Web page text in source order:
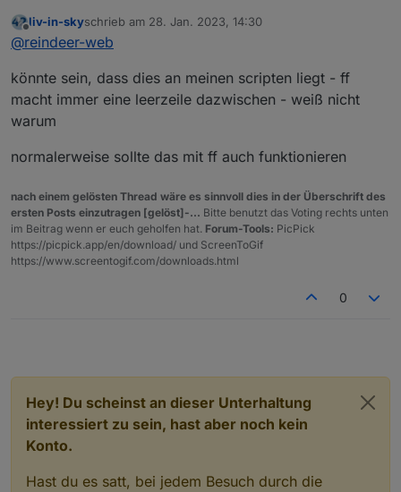
Unterschiede beim Kopieren gibt.
Jetzt läuft es ohne Fehler und Warnungen.
Offline
liv-in-skyschrieb am 28. Jan. 2023, 14:30
zuletzt editiert von
@reindeer-web
könnte sein, dass dies an meinen scripten liegt - ff
macht immer eine leerzeile dazwischen - weiß nicht
warum
normalerweise sollte das mit ff auch funktionieren
nach einem gelösten Thread wäre es sinnvoll dies in der Überschrift des
ersten Posts einzutragen [gelöst]-... Bitte benutzt das Voting rechts unten
im Beitrag wenn er euch geholfen hat. Forum-Tools: PicPick
https://picpick.app/en/download/ und ScreenToGif
https://www.screentogif.com/downloads.html
0
Hey! Du scheinst an dieser Unterhaltung
interessiert zu sein, hast aber noch kein
Konto.
Hast du es satt, bei jedem Besuch durch die